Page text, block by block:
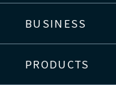
BUSINESS
PRODUCTS